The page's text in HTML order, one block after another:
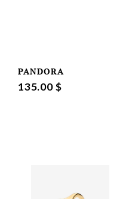
PANDORA
135.00 $